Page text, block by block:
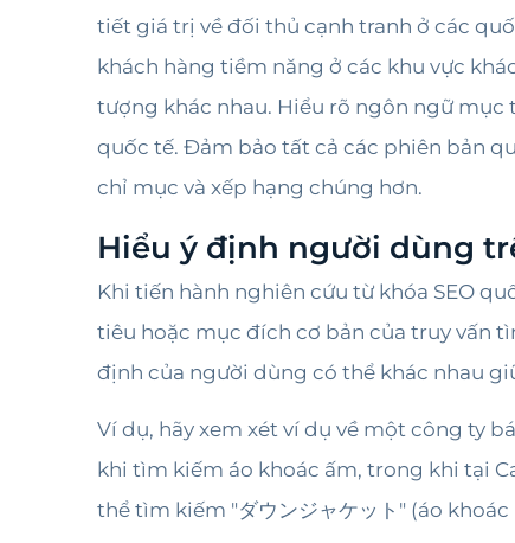
tiết giá trị về đối thủ cạnh tranh ở các
khách hàng tiềm năng ở các khu vực
tượng khác nhau. Hiểu rõ ngôn ngữ mục
quốc tế. Đảm bảo tất cả các phiên bản
chỉ mục và xếp hạng chúng hơn.
Hiểu ý định người dùng
Khi tiến hành nghiên cứu từ khóa SEO
tiêu hoặc mục đích cơ bản của truy vấn
định của người dùng có thể khác nhau
Ví dụ, hãy xem xét ví dụ về một công ty
khi tìm kiếm áo khoác ấm, trong khi tại
thể tìm kiếm "ダウンジャケット" (áo